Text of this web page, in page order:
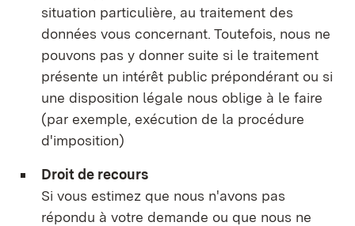
situation particulière, au traitement des
données vous concernant. Toutefois, nous ne
pouvons pas y donner suite si le traitement
présente un intérêt public prépondérant ou si
une disposition légale nous oblige à le faire
(par exemple, exécution de la procédure
d'imposition)
Droit de recours
Si vous estimez que nous n'avons pas
répondu à votre demande ou que nous ne